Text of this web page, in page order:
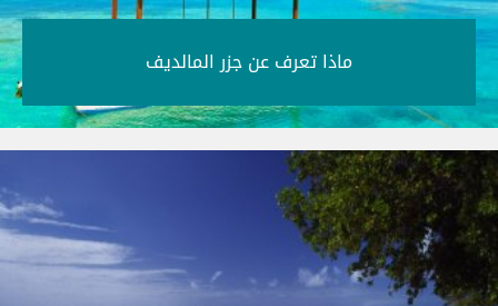
ماذا تعرف عن جزر المالديف‎